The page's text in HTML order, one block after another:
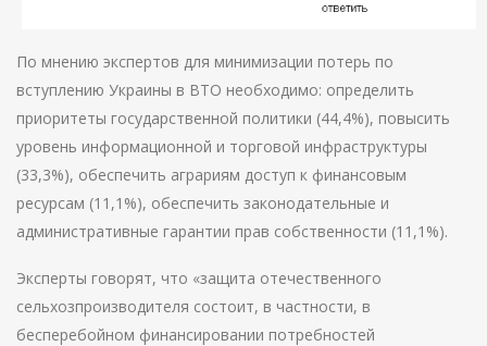
По мнению экспертов для минимизации потерь по
вступлению Украины в ВТО необходимо: определить
приоритеты государственной политики (44,4%), повысить
уровень информационной и торговой инфраструктуры
(33,3%), обеспечить аграриям доступ к финансовым
ресурсам (11,1%), обеспечить законодательные и
административные гарантии прав собственности (11,1%).
Эксперты говорят, что «защита отечественного
сельхозпроизводителя состоит, в частности, в
бесперебойном финансировании потребностей